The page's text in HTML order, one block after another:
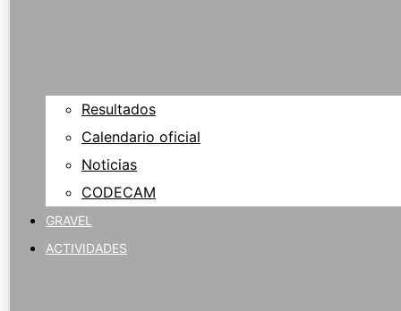
Resultados
Calendario oficial
Noticias
CODECAM
GRAVEL
ACTIVIDADES